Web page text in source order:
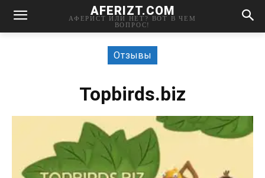
AFERIZT.COM
АФЕРИСТ ИЛИ НЕТ? ВОТ В ЧЕМ
ВОПРОС!
Отзывы
Topbirds.biz